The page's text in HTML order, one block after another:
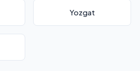
Yozgat